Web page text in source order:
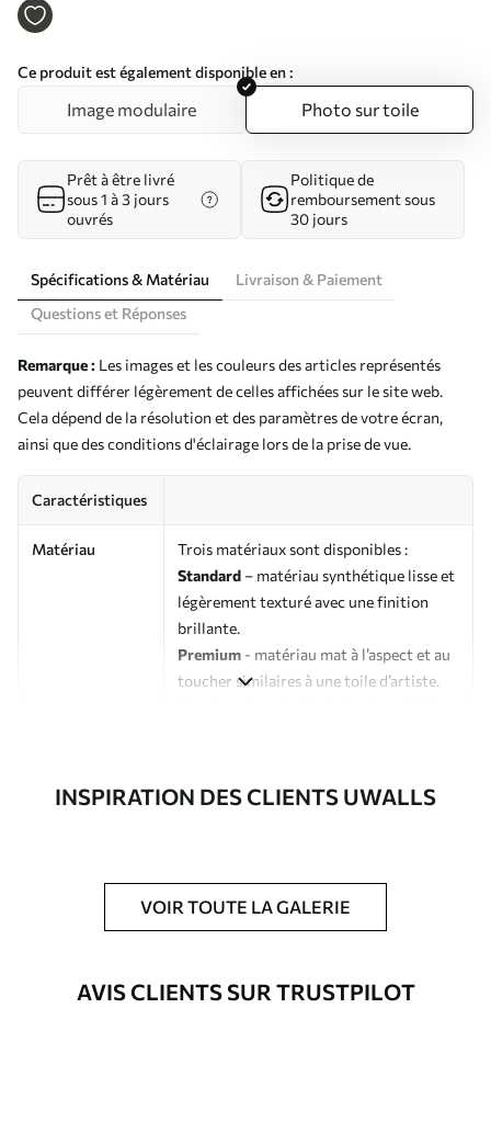
ludique Art. s36597
Ce produit est également disponible en :
Image modulaire Photo sur toile
Prêt à être livré
sous 1 à 3 jours
ouvrés
Politique de
remboursement sous
30 jours
Spécifications & Matériau
Livraison & Paiement
Questions et Réponses
Remarque : Les images et les couleurs des articles représentés
peuvent différer légèrement de celles affichées sur le site web.
Cela dépend de la résolution et des paramètres de votre écran,
ainsi que des conditions d'éclairage lors de la prise de vue.
Caractéristiques
Matériau
Trois matériaux sont disponibles :
Standard – matériau synthétique lisse et
légèrement texturé avec une finition
brillante.
Premium - matériau mat à l’aspect et au
toucher similaires à une toile d’artiste.
Possibilité d'ajouter un vernis
protecteur pour renforcer la durabilité
du tableau.
Matériaux disponibles
INSPIRATION DES CLIENTS UWALLS
VOIR TOUTE LA GALERIE
AVIS CLIENTS SUR TRUSTPILOT